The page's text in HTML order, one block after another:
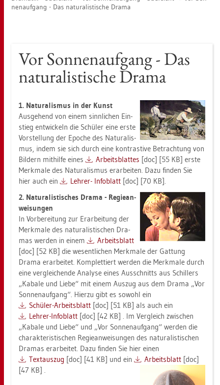
nen­auf­gang - Das na­tu­ra­lis­ti­sche Drama
Vor Son­nen­auf­gang - Das
na­tu­ra­lis­ti­sche Drama
1. Na­tu­ra­lis­mus in der Kunst
Aus­ge­hend von einem sinn­li­chen Ein­
stieg ent­wi­ckeln die Schü­ler eine erste
Vor­stel­lung der Epo­che des Na­tu­ra­lis­
mus, indem sie sich durch eine kon­tras­ti­ve Be­trach­tung von
Bil­dern mit­hil­fe eines
Ar­beits­blat­tes [doc] [55 KB] erste
Merk­ma­le des Na­tu­ra­lis­mus er­ar­bei­ten. Dazu fin­den Sie
hier auch ein
Leh­rer- In­fo­blatt [doc] [70 KB].
2. Na­tu­ra­lis­ti­sches Drama - Re­gie­an­
wei­sun­gen
In Vor­be­rei­tung zur Er­ar­bei­tung der
Merk­ma­le des na­tu­ra­lis­ti­schen Dra­
mas wer­den in einem
Ar­beits­blatt
[doc] [52 KB] die we­sent­li­chen Merk­ma­le der Gat­tung
Drama er­ar­bei­tet. Kom­plet­tiert wer­den die Merk­ma­le durch
eine ver­glei­chen­de Ana­ly­se eines Aus­schnitts aus Schil­lers
„Ka­ba­le und Liebe“ mit einem Aus­zug aus dem Drama „Vor
Son­nen­auf­gang“. Hier­zu gibt es so­wohl ein
Schü­ler-Ar­beits­blatt [doc] [51 KB] als auch ein
Leh­rer-In­fo­blatt [doc] [42 KB] . Im Ver­gleich zwi­schen
„Ka­ba­le und Liebe“ und „Vor Son­nen­auf­gang“ wer­den die
cha­rak­te­ris­ti­schen Re­gie­an­wei­sun­gen des na­tu­ra­lis­ti­schen
Dra­mas er­ar­bei­tet. Dazu fin­den Sie hier einen
Text­aus­zug [doc] [41 KB] und ein Ar­beits­blatt [doc]
[47 KB] .